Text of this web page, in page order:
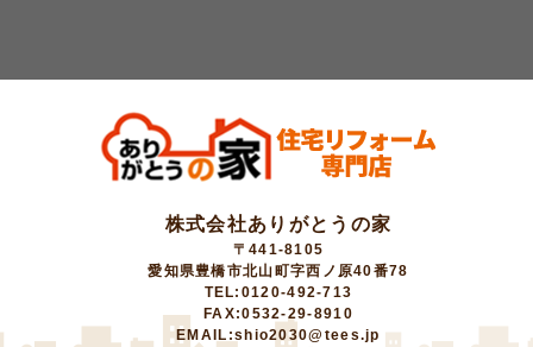
株式会社ありがとうの家
〒441-8105
愛知県豊橋市北山町字西ノ原40番78
TEL:0120-492-713
FAX:0532-29-8910
EMAIL:shio2030@tees.jp